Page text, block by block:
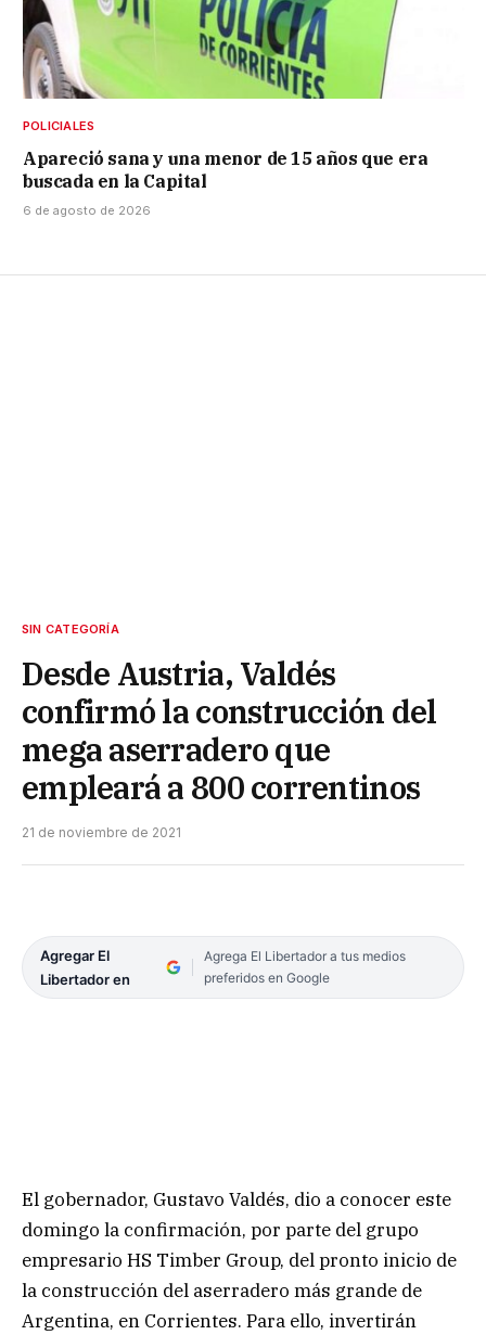
POLICIALES
Apareció sana y una menor de 15 años que era
buscada en la Capital
6 de agosto de 2026
SIN CATEGORÍA
Desde Austria, Valdés
confirmó la construcción del
mega aserradero que
empleará a 800 correntinos
21 de noviembre de 2021
Agregar El
Libertador en
Agrega El Libertador a tus medios
preferidos en Google
El gobernador, Gustavo Valdés, dio a conocer este
domingo la confirmación, por parte del grupo
empresario HS Timber Group, del pronto inicio de
la construcción del aserradero más grande de
Argentina, en Corrientes. Para ello, invertirán